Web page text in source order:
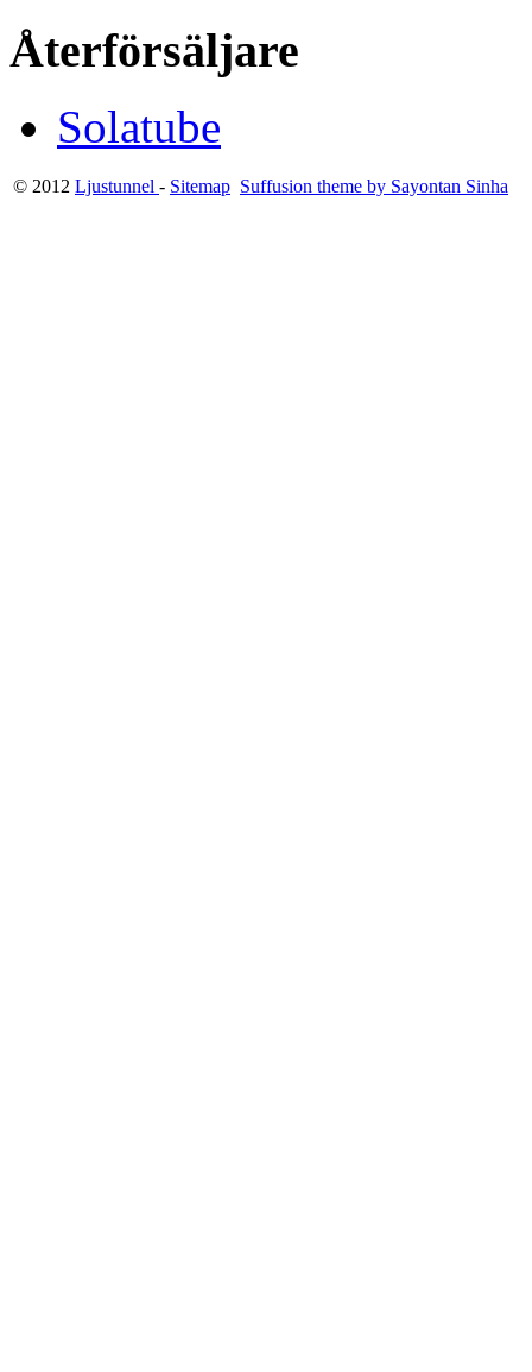
Återförsäljare
Solatube
© 2012 Ljustunnel - Sitemap Suffusion theme by Sayontan Sinha